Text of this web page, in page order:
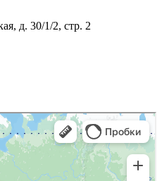
д. 30/1/2, стр. 2